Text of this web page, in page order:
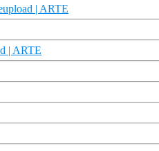
| ARTE
| ARTE